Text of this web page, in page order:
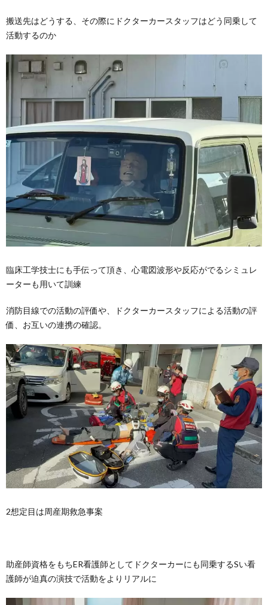
搬送先はどうする、その際にドクターカースタッフはどう同乗して
活動するのか
臨床工学技士にも手伝って頂き、心電図波形や反応がでるシミュレ
ーターも用いて訓練
消防目線での活動の評価や、ドクターカースタッフによる活動の評
価、お互いの連携の確認。
2想定目は周産期救急事案
助産師資格をもちER看護師としてドクターカーにも同乗するSい看
護師が迫真の演技で活動をよりリアルに